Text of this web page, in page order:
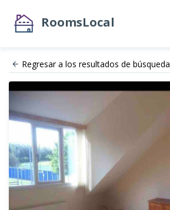
RoomsLocal
Regresar a los resultados de búsqueda